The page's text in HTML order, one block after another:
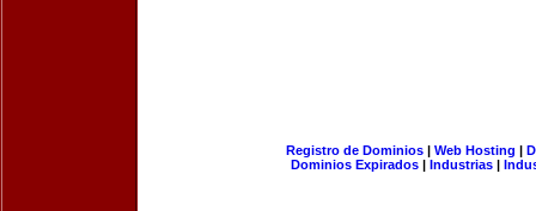
Registro de Dominios| Web Hosting |
Dominios Expirados | Industrias |